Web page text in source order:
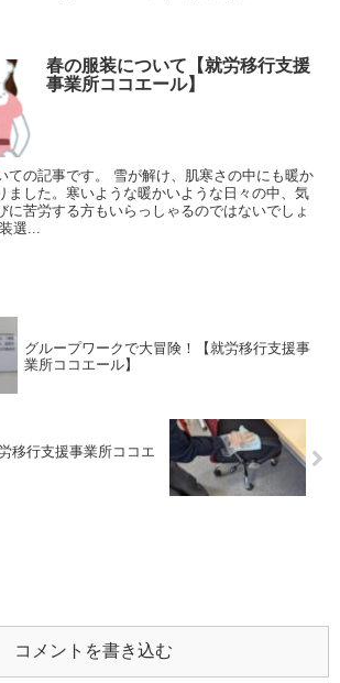
春の服装について【就労移行支援
事業所ココエール】
ての記事です。 雪が解け、肌寒さの中にも暖か
ました。寒いような暖かいような日々の中、気
に苦労する方もいらっしゃるのではないでしょ
選...
グループワークで大冒険！【就労移行支援事
業所ココエール】
移行支援事業所ココエ
コメントを書き込む